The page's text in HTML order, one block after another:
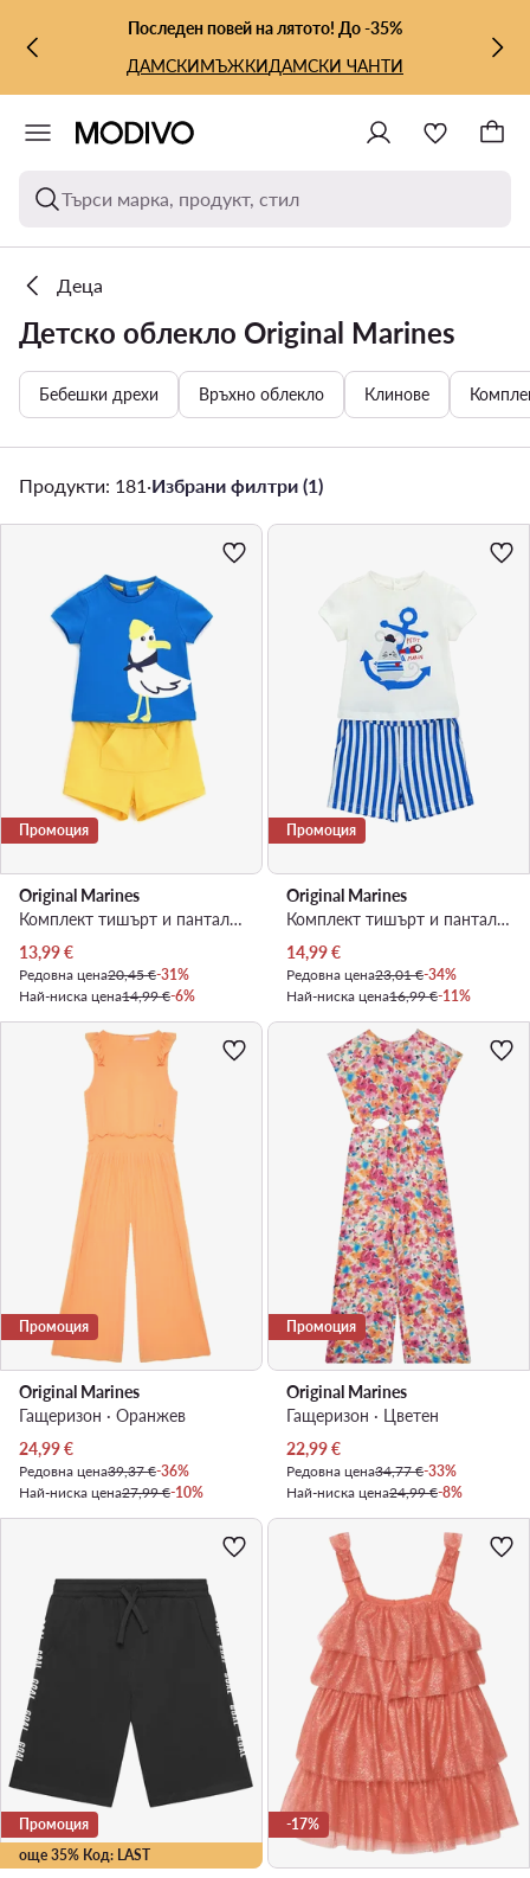
КЪМ ОСНОВНОТО СЪДЪРЖАНИЕ
КЪМ ТЪРСЕНЕПоследен повей на лятото! До -35%
ДАМСКИМЪЖКИДАМСКИ ЧАНТИ
Търси марка, продукт, стил
Деца
Детско облекло Original Marines
Бебешки дрехи Връхно облекло Клинове
Продукти: 181 ·Избрани филтри (1)
Промоция
Original Marines
Комплект тишърт и панталонки · Цветен
Актуална цена
13,99€
Редовна цена20,45 €-31%
Най-ниска цена14,99 €-6%
Промоция
Original Marines
Комплект тишърт и панталонки · Бял
Актуална цена
14,99€
Редовна цена23,01 €-34%
Най-ниска цена16,99 €-11%
Промоция
Original Marines
Гащеризон · Оранжев
Актуална цена
24,99€
Редовна цена39,37 €-36%
Най-ниска цена27,99 €-10%
Промоция
Original Marines
Гащеризон · Цветен
Актуална цена
22,99€
Редовна цена34,77 €-33%
Най-ниска цена24,99 €-8%
още 35% Код: LAST
Промоция -17%